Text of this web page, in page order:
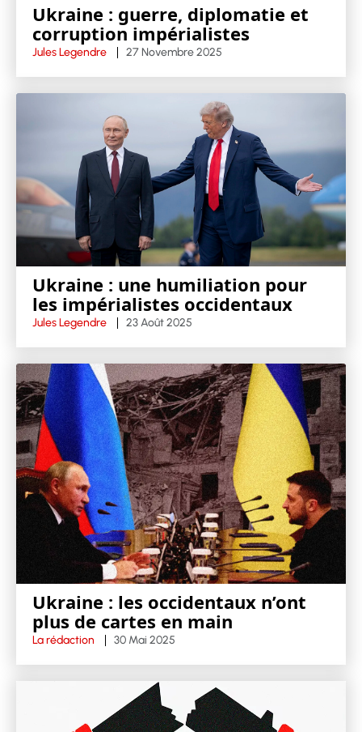
Ukraine : guerre, diplomatie et
corruption impérialistes
Jules Legendre 27 Novembre 2025
Ukraine : une humiliation pour
les impérialistes occidentaux
Jules Legendre 23 Août 2025
Ukraine : les occidentaux n’ont
plus de cartes en main
La rédaction 30 Mai 2025